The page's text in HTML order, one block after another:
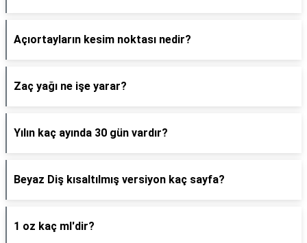
Açıortayların kesim noktası nedir?
Zaç yağı ne işe yarar?
Yılın kaç ayında 30 gün vardır?
Beyaz Diş kısaltılmış versiyon kaç sayfa?
1 oz kaç ml'dir?